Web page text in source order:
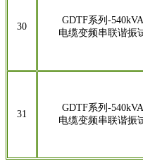
30
GDTF系列-
电缆变频串联谐振
31
GDTF系列-
电缆变频串联谐振